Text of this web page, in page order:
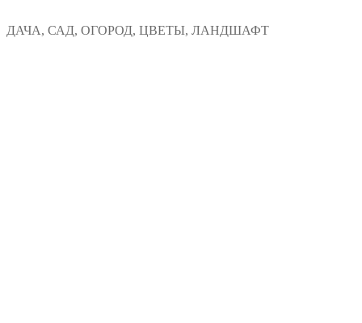
к
ДАЧА, САД, ОГОРОД, ЦВЕТЫ, ЛАНДШАФТ